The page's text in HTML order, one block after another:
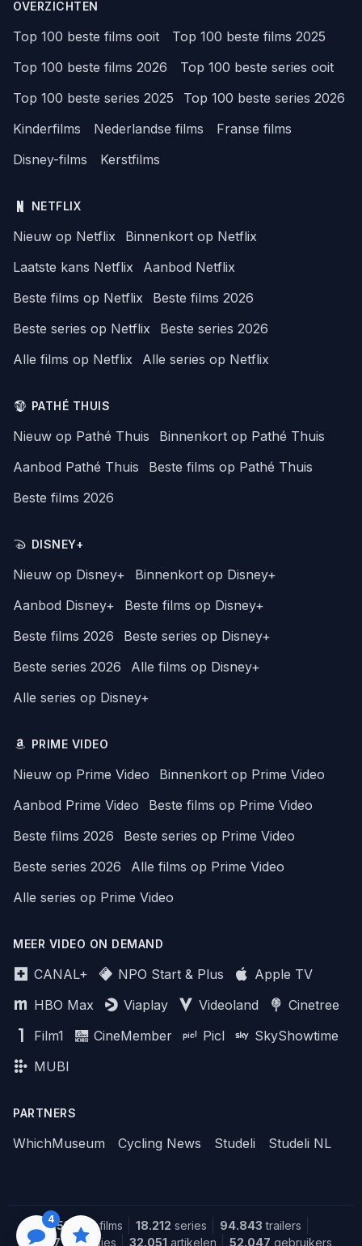
4
OVERZICHTEN
Top 100 beste films ooit
Top 100 beste films 2025
Top 100 beste films 2026
Top 100 beste series ooit
Top 100 beste series 2025
Top 100 beste series 2026
Kinderfilms
Nederlandse films
Franse films
Disney-films
Kerstfilms
NETFLIX
Nieuw op Netflix
Binnenkort op Netflix
Laatste kans Netflix
Aanbod Netflix
Beste films op Netflix
Beste films 2026
Beste series op Netflix
Beste series 2026
Alle films op Netflix
Alle series op Netflix
PATHÉ THUIS
Nieuw op Pathé Thuis
Binnenkort op Pathé Thuis
Aanbod Pathé Thuis
Beste films op Pathé Thuis
Beste films 2026
DISNEY+
Nieuw op Disney+
Binnenkort op Disney+
Aanbod Disney+
Beste films op Disney+
Beste films 2026
Beste series op Disney+
Beste series 2026
Alle films op Disney+
Alle series op Disney+
PRIME VIDEO
Nieuw op Prime Video
Binnenkort op Prime Video
Aanbod Prime Video
Beste films op Prime Video
Beste films 2026
Beste series op Prime Video
Beste series 2026
Alle films op Prime Video
Alle series op Prime Video
MEER VIDEO ON DEMAND
CANAL+ NPO Start & Plus
Apple TV
HBO Max
Viaplay Videoland
Cinetree
Film1
CineMember Picl
SkyShowtime
MUBI
PARTNERS
WhichMuseum Cycling News Studeli Studeli NL
151.608films 18.212 series 94.843 trailers
1.387recensies 32.051 artikelen 52.047 gebruikers